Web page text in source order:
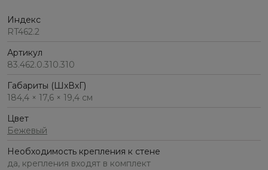
Индекс
RT462.2
Артикул
83.462.0.310.310
Габариты (ШхВхГ)
184,4 × 17,6 × 19,4 см
Цвет
Бежевый
Необходимость крепления к стене
да, крепления входят в комплект